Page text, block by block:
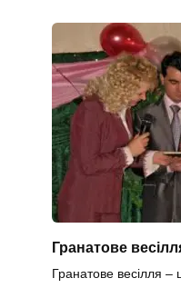
Гранатове
Гранатове весілля